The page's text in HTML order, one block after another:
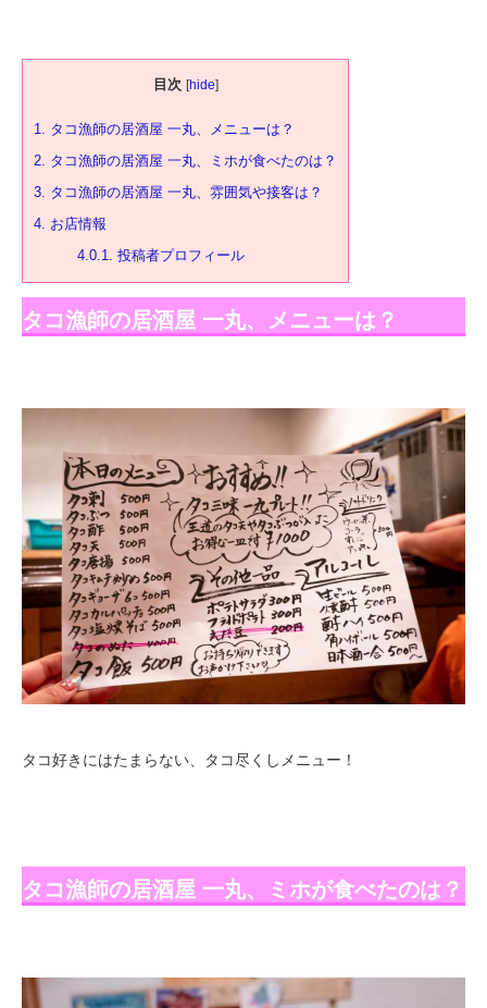
目次 [hide]
1. タコ漁師の居酒屋 一丸、メニューは？
2. タコ漁師の居酒屋 一丸、ミホが食べたのは？
3. タコ漁師の居酒屋 一丸、雰囲気や接客は？
4. お店情報
4.0.1. 投稿者プロフィール
タコ漁師の居酒屋 一丸、メニューは？
タコ好きにはたまらない、タコ尽くしメニュー！
タコ漁師の居酒屋 一丸、ミホが食べたのは？